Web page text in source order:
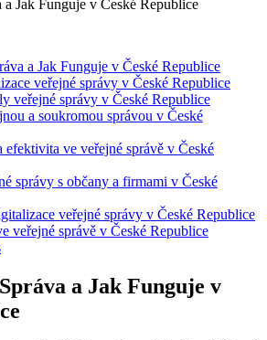
a Jak Funguje v České Republice
veřejné správy v České Republice
veřejné správy v České Republice
a soukromou správou v České
efektivita ve veřejné správě v České
správy s občany a firmami v České
veřejné správy v České Republice
veřejné správě v České Republice
a Jak Funguje v